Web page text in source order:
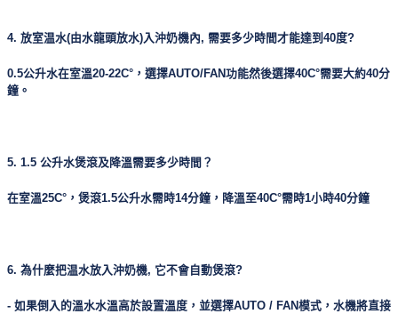
4. 放室温水(由水龍頭放水)入沖奶機內, 需要多少時間才能達到40度?
0.5公升水在室溫20-22C°，選擇AUTO/FAN功能然後選擇40C°需要大約40分
鐘。
5. 1.5 公升水煲滾及降溫需要多少時間？
在室溫25C°，煲滾1.5公升水需時14分鐘，降溫至40C°需時1小時40分鐘
6. 為什麼把温水放入沖奶機, 它不會自動煲滾?
- 如果倒入的溫水水溫高於設置溫度，並選擇AUTO / FAN模式，水機將直接